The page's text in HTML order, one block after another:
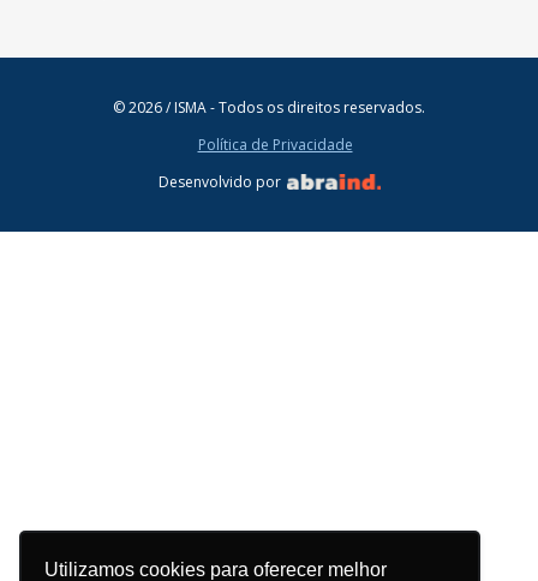
Utilizamos cookies para oferecer melhor
© 2026 / ISMA - Todos os direitos reservados.
Política de Privacidade
Desenvolvido por